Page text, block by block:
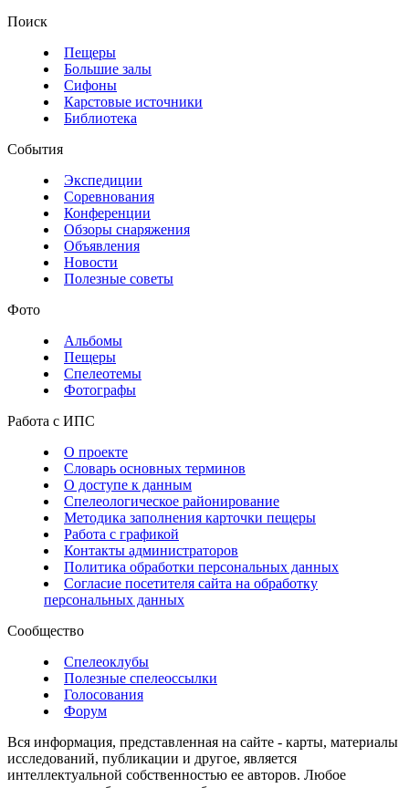
Поиск
Пещеры
Большие залы
Сифоны
Карстовые источники
Библиотека
События
Экспедиции
Соревнования
Конференции
Обзоры снаряжения
Объявления
Новости
Полезные советы
Фото
Альбомы
Пещеры
Спелеотемы
Фотографы
Работа с ИПС
О проекте
Словарь основных терминов
О доступе к данным
Спелеологическое районирование
Методика заполнения карточки пещеры
Работа с графикой
Контакты администраторов
Политика обработки персональных данных
Согласие посетителя сайта на обработку
персональных данных
Сообщество
Спелеоклубы
Полезные спелеоссылки
Голосования
Форум
Вся информация, представленная на сайте - карты, материалы
исследований, публикации и другое, является
интеллектуальной собственностью ее авторов. Любое